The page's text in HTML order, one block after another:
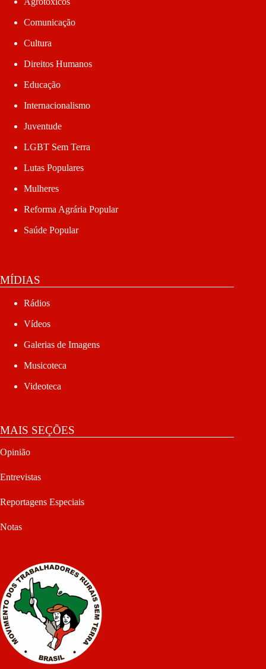
Comunicação
Cultura
Direitos Humanos
Educação
Internacionalismo
Juventude
LGBT Sem Terra
Lutas Populares
Mulheres
Reforma Agrária Popular
Saúde Popular
MÍDIAS
Rádios
Vídeos
Galerias de Imagens
Musicoteca
Videoteca
MAIS SEÇÕES
Opinião
Entrevistas
Reportagens Especiais
Notas